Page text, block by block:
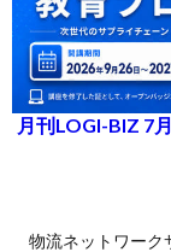
月刊LOGI-BIZ 7
物流ネットワーク